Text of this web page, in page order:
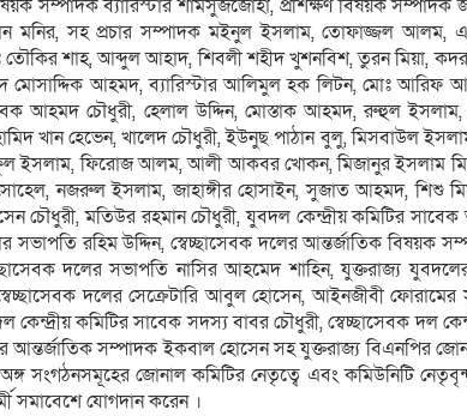
সম্পাদক ব্যারিস্টার শামসুজজোহা, প্রশিক্ষণ বিষয়ক সম্পাদক
মনির, সহ প্রচার সম্পাদক মইনুল ইসলাম, তোফাজ্জল আলম,
শাহ, আব্দুল আহাদ, শিবলী শহীদ খুশনবিশ, তুরন মিয়া, কদর
আহমদ, ব্যারিস্টার আলিমুল হক লিটন, মোঃ আরিফ
আহমদ চৌধুরী, হেলাল উদ্দিন, মোস্তাক আহমদ, রুহুল
খান হেভেন, খালেদ চৌধুরী, ইউনুছ পাঠান বুলু, মিসবাউল
ইসলাম, ফিরোজ আলম, আলী আকবর খোকন, মিজানুর ইসলাম
নজরুল ইসলাম, জাহাঙ্গীর হোসাইন, সুজাত আহমদ, শিশু
চৌধুরী, মতিউর রহমান চৌধুরী, যুবদল কেন্দ্রীয় কমিটির সাবেক
রহিম উদ্দিন, স্বেচ্ছাসেবক দলের আন্তর্জাতিক বিষয়ক
দলের সভাপতি নাসির আহমেদ শাহিন, যুক্তরাজ্য
দলের সেক্রেটারি আবুল হোসেন, আইনজীবী ফোরামের
কমিটির সাবেক সদস্য বাবর চৌধুরী, স্বেচ্ছাসেবক দল
আন্তর্জাতিক সম্পাদক ইকবাল হোসেন সহ যুক্তরাজ্য বিএনপির
সংগঠনসমূহের জোনাল কমিটির নেতৃত্বে এবং কমিউনিটি
সমাবেশে যোগদান করেন ।